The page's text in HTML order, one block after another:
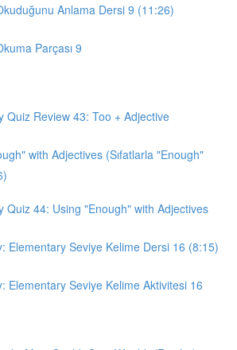
Anlama Dersi 9 (11:26)
Parçası 9
Quiz Review 43: Too + Adjective
with Adjectives (Sıfatlarla "Enough"
Quiz 44: Using "Enough" with Adjectives
Elementary Seviye Kelime Dersi 16 (8:15)
Elementary Seviye Kelime Aktivitesi 16